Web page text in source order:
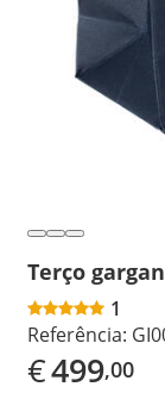
Terço
1
Referência:
€499,00